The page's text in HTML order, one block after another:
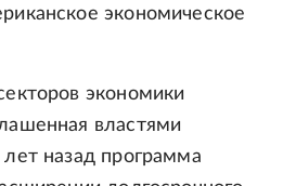
экономическое
экономики
властями
лет назад программа